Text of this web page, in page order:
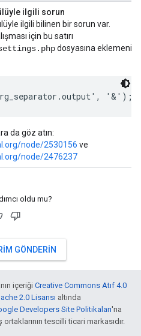
ilgili sorun
ilgili bilinen bir sorun var.
için bu satırı
dosyasına eklemeniz
'&');
da göz atın:
node/2530156 ve
node/2476237
oldu mu?
GÖNDERIN
içeriği Creative Commons Atıf 4.0
2.0 Lisansı altında
Developers Site Politikaları'na
tescilli ticari markasıdır.